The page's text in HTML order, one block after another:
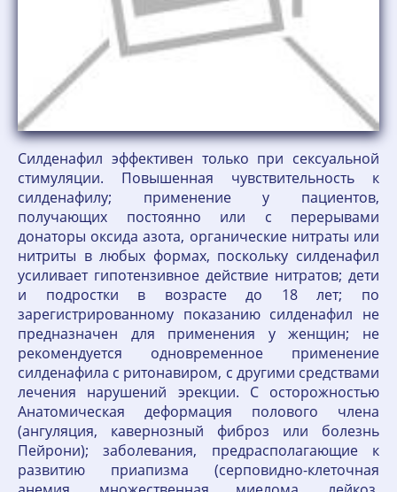
Силденафил эффективен только при сексуальной
стимуляции. Повышенная чувствительность к
силденафилу; применение у пациентов,
получающих постоянно или с перерывами
донаторы оксида азота, органические нитраты или
нитриты в любых формах, поскольку силденафил
усиливает гипотензивное действие нитратов; дети
и подростки в возрасте до 18 лет; по
зарегистрированному показанию силденафил не
предназначен для применения у женщин; не
рекомендуется одновременное применение
силденафила с ритонавиром, с другими средствами
лечения нарушений эрекции. С осторожностью
Анатомическая деформация полового члена
(ангуляция, кавернозный фиброз или болезнь
Пейрони); заболевания, предрасполагающие к
развитию приапизма (серповидно-клеточная